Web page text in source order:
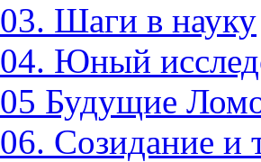
Шаги в науку
Юный
Будущие
Созидание и